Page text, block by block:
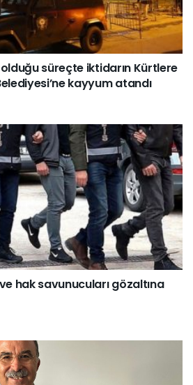
süreçte iktidarın Kürtlere
kayyum atandı
hak savunucuları gözaltına